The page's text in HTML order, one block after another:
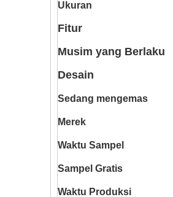
Ukuran
Fitur
Musim yang Berlaku
Desain
Sedang mengemas
Merek
Waktu Sampel
Sampel Gratis
Waktu Produksi